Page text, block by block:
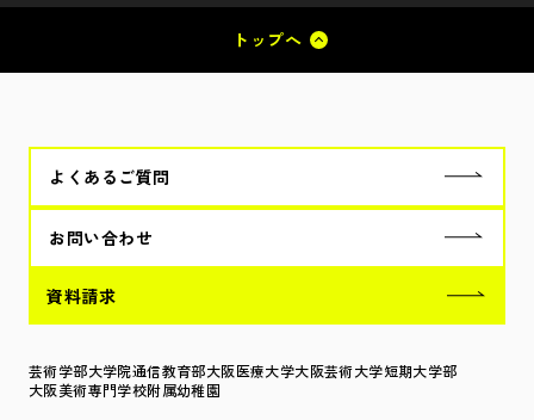
トップへ
よくあるご質問
お問い合わせ
資料請求
芸術学部大学院通信教育部大阪医療大学大阪芸術大学短期大学部
大阪美術専門学校附属幼稚園